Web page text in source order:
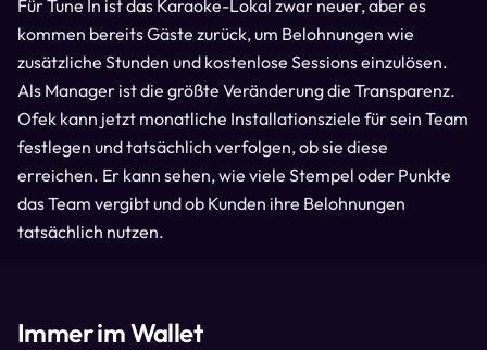
Für Tune In ist das Karaoke-Lokal zwar neuer, aber es
kommen bereits Gäste zurück, um Belohnungen wie
zusätzliche Stunden und kostenlose Sessions einzulösen.
Als Manager ist die größte Veränderung die Transparenz.
Ofek kann jetzt monatliche Installationsziele für sein Team
festlegen und tatsächlich verfolgen, ob sie diese
erreichen. Er kann sehen, wie viele Stempel oder Punkte
das Team vergibt und ob Kunden ihre Belohnungen
tatsächlich nutzen.
Immer im Wallet